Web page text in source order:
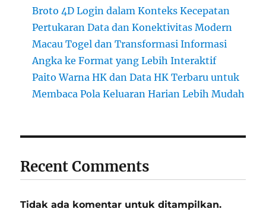
Broto 4D Login dalam Konteks Kecepatan
Pertukaran Data dan Konektivitas Modern
Macau Togel dan Transformasi Informasi
Angka ke Format yang Lebih Interaktif
Paito Warna HK dan Data HK Terbaru untuk
Membaca Pola Keluaran Harian Lebih Mudah
Recent Comments
Tidak ada komentar untuk ditampilkan.